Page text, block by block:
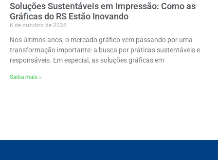
Soluções Sustentáveis em Impressão: Como as
Gráficas do RS Estão Inovando
6 de outubro de 2025
Nos últimos anos, o mercado gráfico vem passando por uma
transformação importante: a busca por práticas sustentáveis e
responsáveis. Em especial, as soluções gráficas em
Saiba mais »